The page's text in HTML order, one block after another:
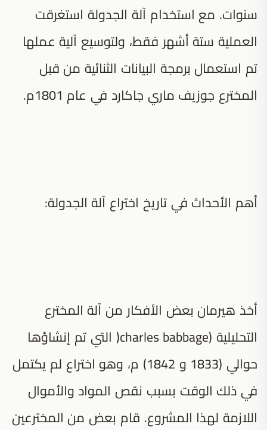
سنوات. مع استخدام آلة الجدولة استغرقت
العملية ستة أشهر فقط، ولتوسيع آلية عملها
تم استعمال برمجة البيانات الثنائية من قبل
المخترع جوزيف ماري جاكارد في عام 1801م.
أهم الأحداث في تاريخ اختراع آلة الجدولة:
أخذ هيرمان بعض الأفكار من آلة المخترع
التحليلية (charles babbage( التي تم إنشاؤها
حوالي (1833 و 1842) م، وهو اختراع لم يكتمل
في ذلك الوقت بسبب نقص المواد والأموال
اللازمة لهذا المشروع. قام بعض من المخترعين